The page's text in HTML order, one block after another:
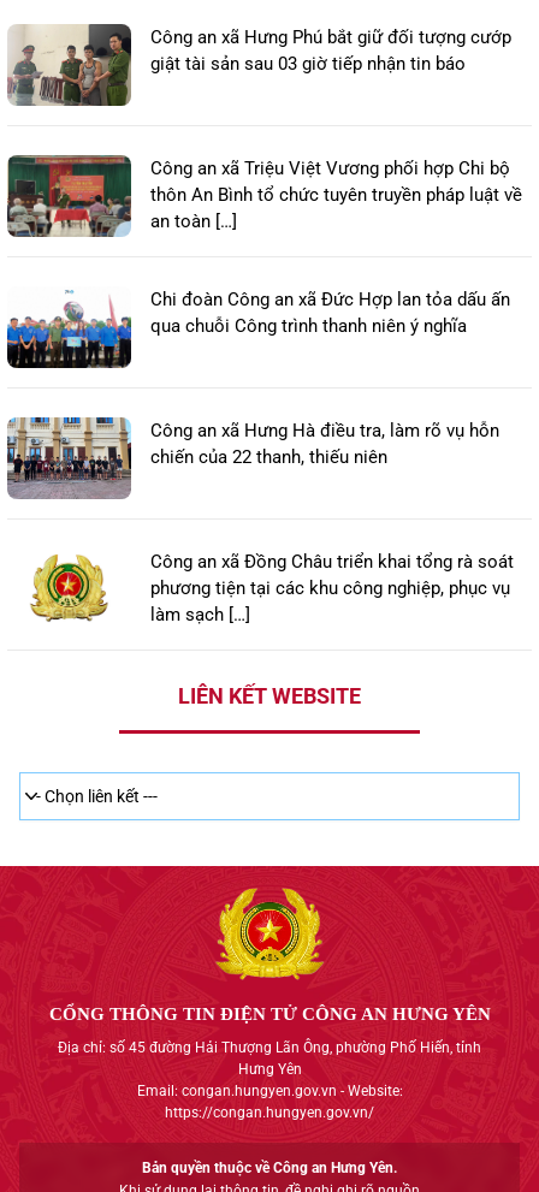
Công an xã Hưng Phú bắt giữ đối tượng cướp
giật tài sản sau 03 giờ tiếp nhận tin báo
Công an xã Triệu Việt Vương phối hợp Chi bộ
thôn An Bình tổ chức tuyên truyền pháp luật về
an toàn […]
Chi đoàn Công an xã Đức Hợp lan tỏa dấu ấn
qua chuỗi Công trình thanh niên ý nghĩa
Công an xã Hưng Hà điều tra, làm rõ vụ hỗn
chiến của 22 thanh, thiếu niên
Công an xã Đồng Châu triển khai tổng rà soát
phương tiện tại các khu công nghiệp, phục vụ
làm sạch […]
LIÊN KẾT WEBSITE
CỔNG THÔNG TIN ĐIỆN TỬ CÔNG AN HƯNG YÊN
Địa chỉ: số 45 đường Hải Thượng Lãn Ông, phường Phố Hiến, tỉnh
Hưng Yên
Email: congan.hungyen.gov.vn - Website:
https://congan.hungyen.gov.vn/
Bản quyền thuộc về Công an Hưng Yên.